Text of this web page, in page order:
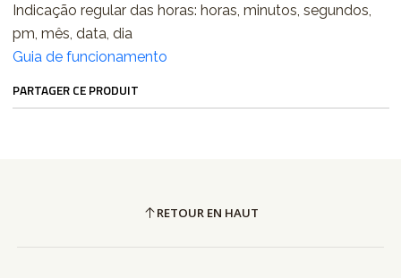
Indicação regular das horas: horas, minutos, segundos,
pm, mês, data, dia
Guia de funcionamento
PARTAGER CE PRODUIT
RETOUR EN HAUT